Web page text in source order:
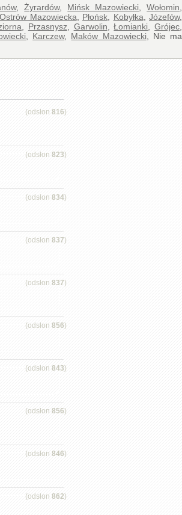
,Żyrardów, Mińsk Mazowiecki ,Wołomin
Ostrów Mazowiecka Płońsk Kobyłka ,Józefów,
Przasnysz Garwolin ,Łomianki ,Grójec
Karczew, Maków Mazowiecki, Nie ma
(odsłon 816)
(odsłon 823)
(odsłon 834)
(odsłon 837)
(odsłon 837)
(odsłon 856)
(odsłon 843)
(odsłon 856)
(odsłon 846)
(odsłon 862)